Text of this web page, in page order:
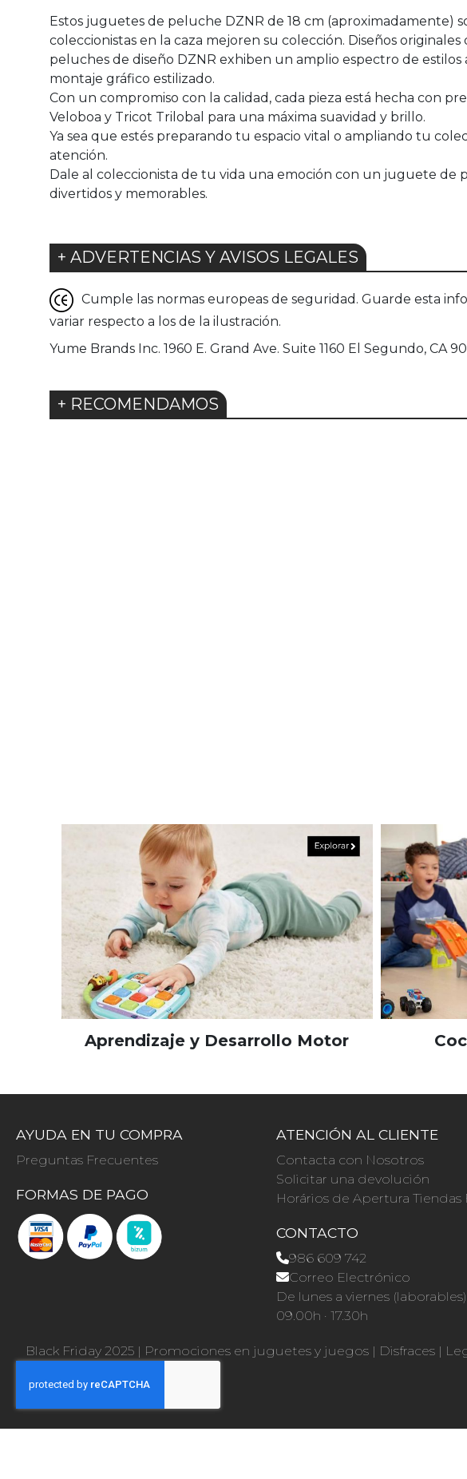
Estos juguetes de peluche DZNR de 18 cm (aproximadamente)
coleccionistas en la caza mejoren su colección. Diseños
peluches de diseño DZNR exhiben un amplio espectro de
montaje gráfico estilizado.
Con un compromiso con la calidad, cada pieza está hecha con
Veloboa y Tricot Trilobal para una máxima suavidad y brillo.
Ya sea que estés preparando tu espacio vital o ampliando tu
atención.
Dale al coleccionista de tu vida una emoción con un juguete de
divertidos y memorables.
+ ADVERTENCIAS Y AVISOS LEGALES
Cumple las normas europeas de seguridad. Guarde esta
variar respecto a los de la ilustración.
Yume Brands Inc. 1960 E. Grand Ave. Suite 1160 El Segundo, CA
+ RECOMENDAMOS
Aprendizaje y Desarrollo Motor
AYUDA EN TU COMPRA
Preguntas Frecuentes
FORMAS DE PAGO
ATENCIÓN AL CLIENTE
Contacta con Nosotros
Solicitar una devolución
Horários de Apertura Tiendas
CONTACTO
986 609 742
Correo Electrónico
De lunes a viernes (laborables)
09.00h · 17.30h
Black Friday 2025 | Promociones en juguetes y juegos | Disfraces |